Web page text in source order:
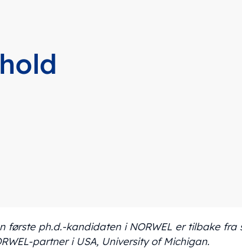
første ph.d.-kandidaten i NORWEL er tilbake fra
partner i USA, University of Michigan.